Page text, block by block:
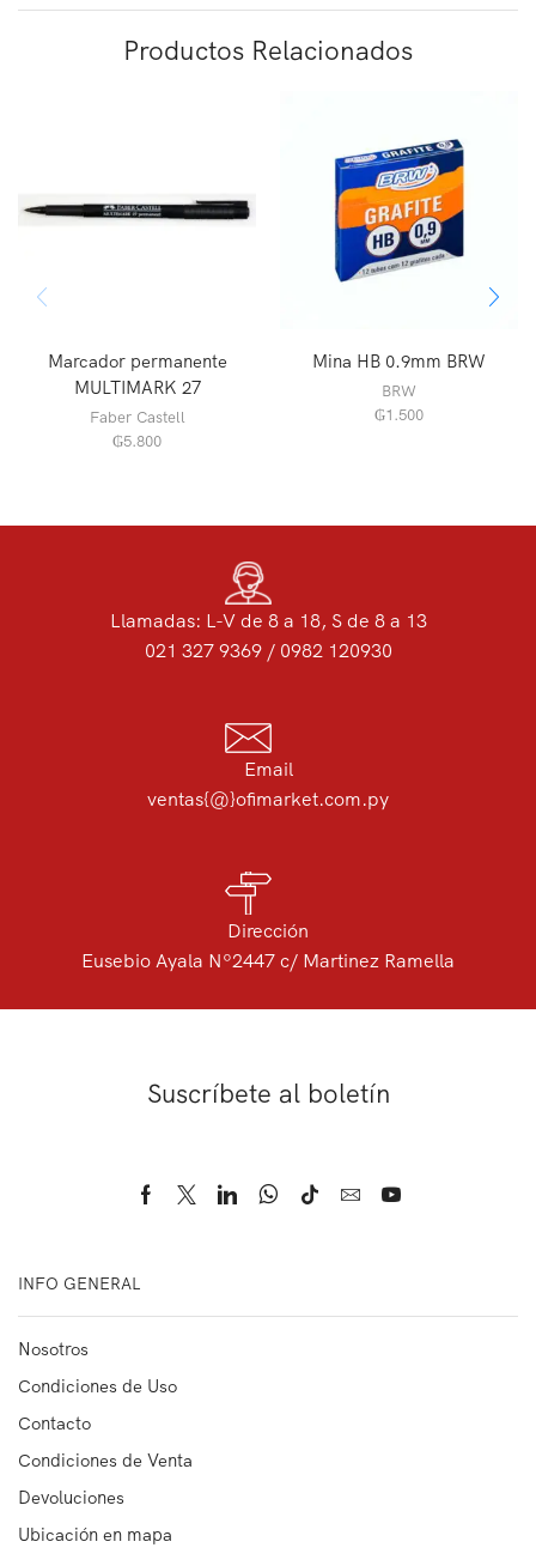
Productos Relacionados
Marcador permanente
MULTIMARK 27
Faber Castell
₲5.800
Mina HB 0.9mm BRW
BRW
₲1.500
Llamadas: L-V de 8 a 18, S de 8 a 13
021 327 9369 / 0982 120930
Email
ventas{@}ofimarket.com.py
Dirección
Eusebio Ayala Nº2447 c/ Martinez Ramella
Suscríbete al boletín
INFO GENERAL
Nosotros
Condiciones de Uso
Contacto
Condiciones de Venta
Devoluciones
Ubicación en mapa